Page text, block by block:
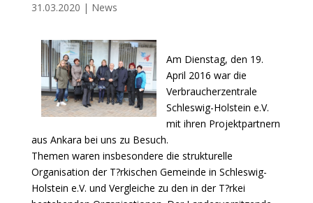
31.03.2020 | News
Am Dienstag, den 19.
April 2016 war die
Verbraucherzentrale
Schleswig-Holstein e.V.
mit ihren Projektpartnern
aus Ankara bei uns zu Besuch.
Themen waren insbesondere die strukturelle
Organisation der T?rkischen Gemeinde in Schleswig-
Holstein e.V. und Vergleiche zu den in der T?rkei